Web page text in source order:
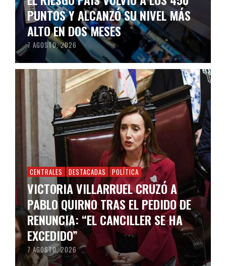
PUNTOS Y ALCANZÓ SU NIVEL MÁS
ALTO EN DOS MESES
7 AGOSTO, 2026
CENTRALES DESTACADAS POLÍTICA
VICTORIA VILLARRUEL CRUZÓ A
PABLO QUIRNO TRAS EL PEDIDO DE
RENUNCIA: “EL CANCILLER SE HA
EXCEDIDO”
7 AGOSTO, 2026